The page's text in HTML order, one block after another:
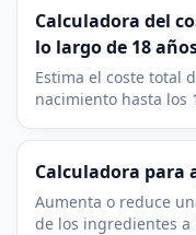
Calculadora del
lo largo de 18
Estima el coste total
nacimiento hasta los
Calculadora para
Aumenta o reduce
de los ingredientes a